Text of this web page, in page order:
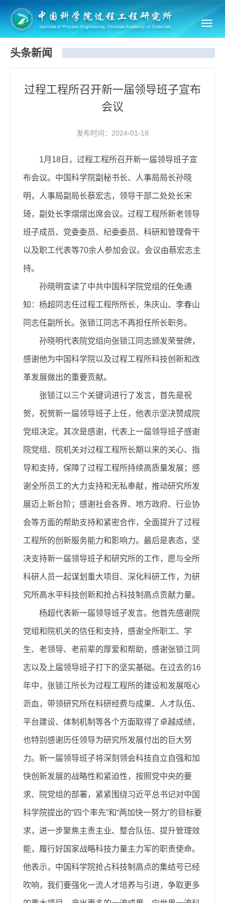
头条新闻
过程工程所召开新一届领导班子宣布
会议
发布时间：2024-01-18
1月 18 日，过程工程所召开新一届领导班子宣
布会议。中国科学院副秘书长、人事局局长孙晓
明，人事局副局长蔡宏志，领导干部二处处长宋
琦，副处长李熠熠出席会议。过程工程所新老领导
班子成员、党委委员、纪委委员、科研和管理骨干
以及职工代表等70余人参加会议。会议由蔡宏志主
持。
孙晓明宣读了中共中国科学院党组的任免通
知：杨超同志任过程工程所所长，朱庆山、李春山
同志任副所长。张锁江同志不再担任所长职务。
孙晓明代表院党组向张锁江同志颁发荣誉牌，
感谢他为中国科学院以及过程工程所科技创新和改
革发展做出的重要贡献。
张锁江以三个关键词进行了发言，首先是祝
贺，祝贺新一届领导班子上任，他表示坚决赞成院
党组决定。其次是感谢，代表上一届领导班子感谢
院党组、院机关对过程工程所长期以来的关心、指
导和支持，保障了过程工程所持续高质量发展；感
谢全所员工的大力支持和无私奉献，推动研究所发
展迈上新台阶；感谢社会各界、地方政府、行业协
会等方面的帮助支持和紧密合作，全面提升了过程
工程所的创新服务能力和影响力。最后是表态，坚
决支持新一届领导班子和研究所的工作，愿与全所
科研人员一起谋划重大项目、深化科研工作，为研
究所高水平科技创新和抢占科技制高点贡献力量。
杨超代表新一届领导班子发言。他首先感谢院
党组和院机关的信任和支持，感谢全所职工、学
生、老领导、老前辈的厚爱和帮助，感谢张锁江同
志以及上届领导班子打下的坚实基础。在过去的16
年中，张锁江所长为过程工程所的建设和发展呕心
沥血，带领研究所在科研经费与成果、人才队伍、
平台建设、体制机制等各个方面取得了卓越成绩，
也特别感谢历任领导为研究所发展付出的巨大努
力。新一届领导班子将深刻领会科技自立自强和加
快创新发展的战略性和紧迫性，按照党中央的要
求、院党组的部署，紧紧围绕习近平总书记对中国
科学院提出的“四个率先”和“两加快一努力”的目标要
求，进一步聚焦主责主业、整合队伍、提升管理效
能，履行好国家战略科技力量主力军的职责使命。
他表示，中国科学院抢占科技制高点的集结号已经
吹响，我们要强化一流人才培养与引进，争取更多